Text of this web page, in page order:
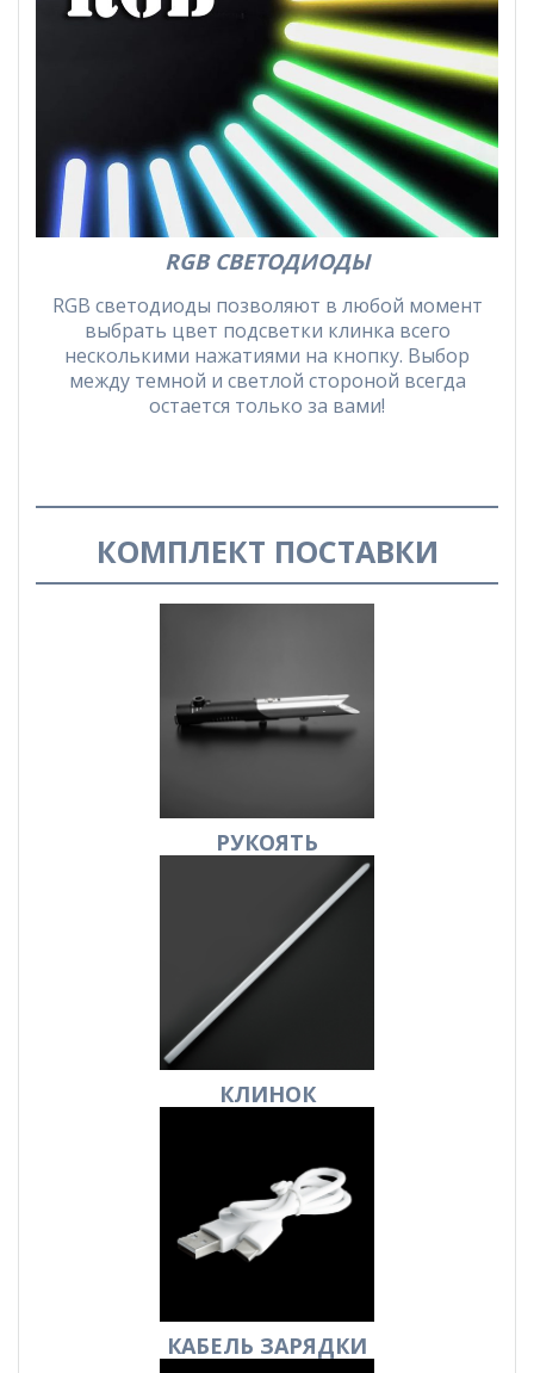
RGB СВЕТОДИОДЫ
RGB светодиоды позволяют в любой момент
выбрать цвет подсветки клинка всего
несколькими нажатиями на кнопку. Выбор
между темной и светлой стороной всегда
остается только за вами!
КОМПЛЕКТ ПОСТАВКИ
РУКОЯТЬ
КЛИНОК
КАБЕЛЬ ЗАРЯДКИ